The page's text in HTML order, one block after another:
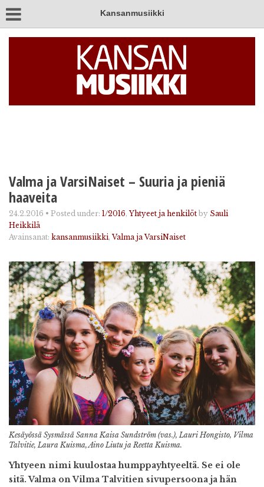
Kansanmusiikki
Valma ja VarsiNaiset – Suuria ja pieniä
haaveita
24.2.2016 • Posted under: 1/2016, Yhtyeet ja henkilöt by Sauli
Heikkilä
Avainsanat: kansanmusiikki,Valma ja VarsiNaiset
Kesäyössä Sysmässä Sanna Kaisa Sundström (vas.), Lauri Hongisto, Vilma
Talvitie, Laura Kuisma, Aino Liutu ja Reetta Kuisma.
Yhtyeen nimi kuulostaa humppayhtyeeltä. Se ei ole
sitä. Valma on Vilma Talvitien sivupersoona ja hän